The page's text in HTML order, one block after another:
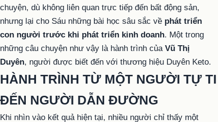
chuyện, dù không liên quan trực tiếp đến bất động sản,
nhưng lại cho Sáu những bài học sâu sắc về phát triển
con người trước khi phát triển kinh doanh. Một trong
những câu chuyện như vậy là hành trình của Vũ Thị
Duyên, người được biết đến với thương hiệu Duyên Keto.
HÀNH TRÌNH TỪ MỘT NGƯỜI TỰ TI
ĐẾN NGƯỜI DẪN ĐƯỜNG
Khi nhìn vào kết quả hiện tại, nhiều người chỉ thấy một